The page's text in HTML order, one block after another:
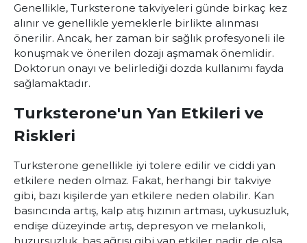
Genellikle, Turksterone takviyeleri günde birkaç kez
alınır ve genellikle yemeklerle birlikte alınması
önerilir. Ancak, her zaman bir sağlık profesyoneli ile
konuşmak ve önerilen dozajı aşmamak önemlidir.
Doktorun onayı ve belirlediği dozda kullanımı fayda
sağlamaktadır.
Turksterone'un Yan Etkileri ve
Riskleri
Turksterone genellikle iyi tolere edilir ve ciddi yan
etkilere neden olmaz. Fakat, herhangi bir takviye
gibi, bazı kişilerde yan etkilere neden olabilir. Kan
basıncında artış, kalp atış hızının artması, uykusuzluk,
endişe düzeyinde artış, depresyon ve melankoli,